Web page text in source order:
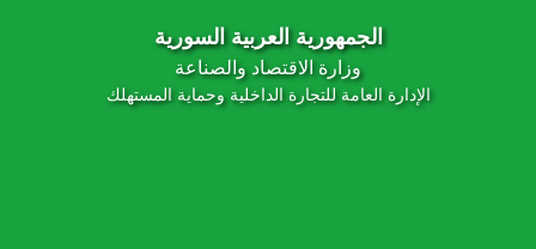
الجمهورية العربية السورية
وزارة الاقتصاد والصناعة
الإدارة العامة للتجارة الداخلية وحماية المستهلك